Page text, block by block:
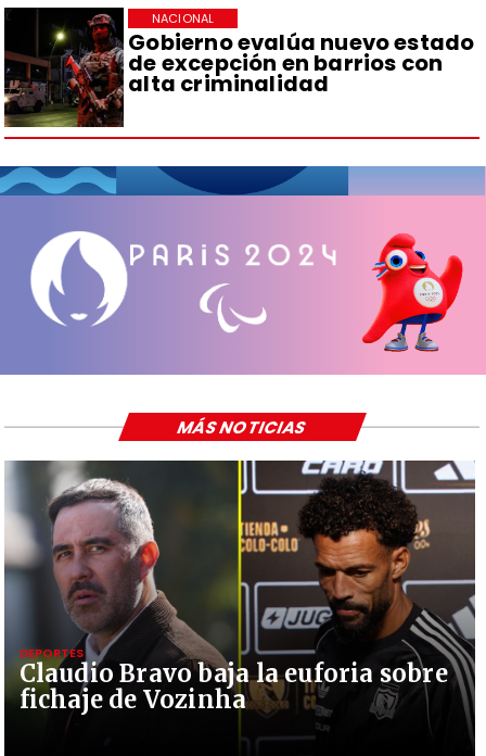
Gobierno evalúa nuevo estado
de excepción en barrios con
alta criminalidad
NACIONAL
Claudio Bravo baja la euforia sobre
fichaje de Vozinha
DEPORTES
MÁS NOTICIAS